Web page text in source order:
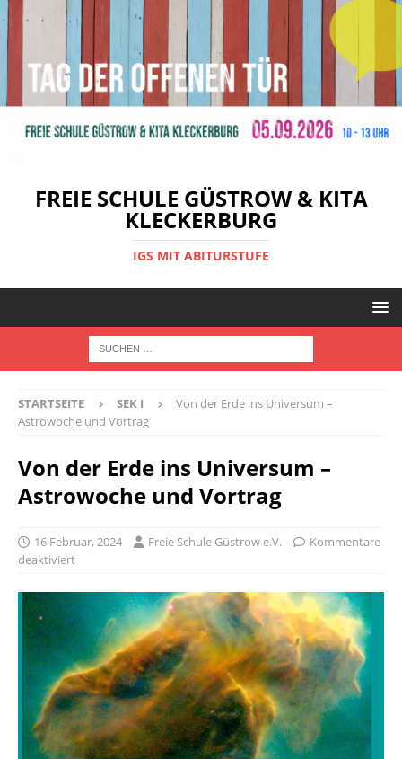
FREIE SCHULE GÜSTROW & KITA
KLECKERBURG
IGS MIT ABITURSTUFE
STARTSEITE SEK I
Von der Erde ins Universum –
Astrowoche und Vortrag
Von der Erde ins Universum –
Astrowoche und Vortrag
16 Februar, 2024 Freie Schule Güstrow e.V.
Kommentare
deaktiviert